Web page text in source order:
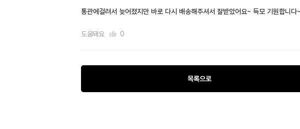
통관에걸려서 늦어졌지만 바로 다시 배송해주셔서 잘받았어요~ 득모 기원합니다
도움돼요 0
목록으로